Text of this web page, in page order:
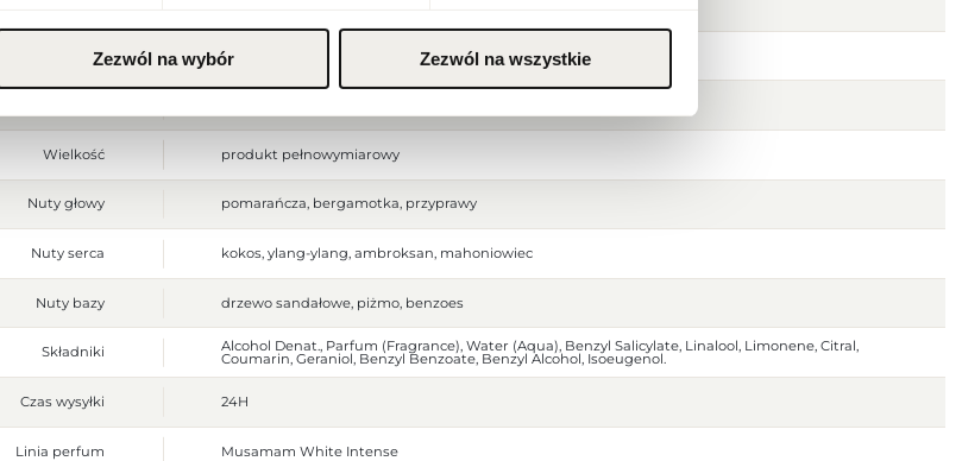
Zezwól na wybór Zezwól na wszystkie
Waga brutto [g] 755
Wielkość produkt pełnowymiarowy
Nuty głowy pomarańcza, bergamotka, przyprawy
Nuty serca kokos, ylang-ylang, ambroksan, mahoniowiec
Nuty bazy drzewo sandałowe, piżmo, benzoes
Składniki Alcohol Denat., Parfum (Fragrance), Water (Aqua), Benzyl Salicylate, Linalool, Limonene, Citral,
Coumarin, Geraniol, Benzyl Benzoate, Benzyl Alcohol, Isoeugenol.
Czas wysyłki 24H
Linia perfum Musamam White Intense